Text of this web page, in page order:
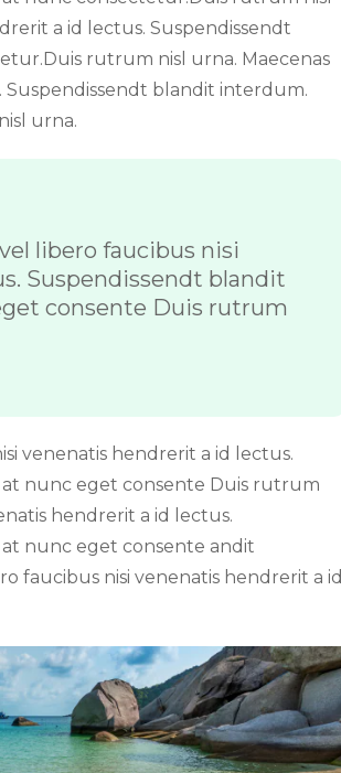
a id lectus. Suspendissendt
rutrum nisl urna. Maecenas
Suspendissendt blandit interdum.
urna.
libero faucibus nisi
Suspendissendt blandit
consente Duis rutrum
venenatis hendrerit a id lectus.
nunc eget consente Duis rutrum
hendrerit a id lectus.
nunc eget consente andit
faucibus nisi venenatis hendrerit a id